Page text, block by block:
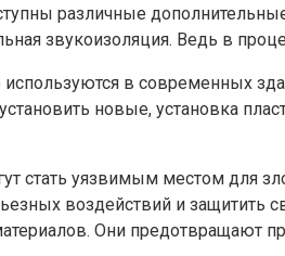
различные
звукоизоляция. Ведь в
в современных
новые, установка
стать уязвимым местом для
воздействий и защитить
Они предотвращают